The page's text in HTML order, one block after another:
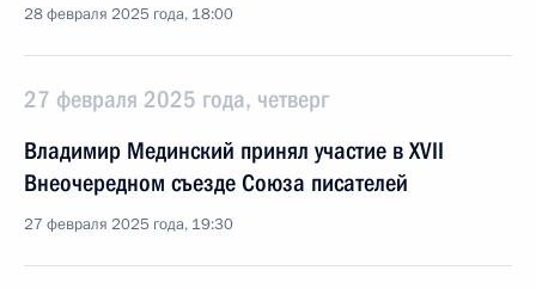
28 февраля 2025 года, 18:00
27 февраля 2025 года, четверг
Владимир Мединский принял участие в XVII
Внеочередном съезде Союза писателей
27 февраля 2025 года, 19:30